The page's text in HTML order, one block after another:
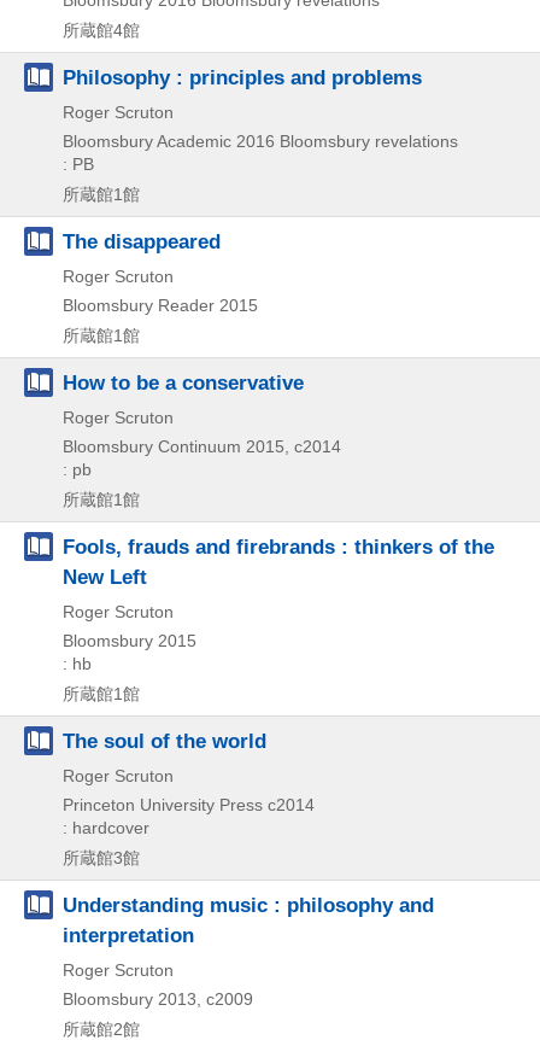
所蔵館4館
Philosophy : principles and problems
Roger Scruton
Bloomsbury Academic 2016 Bloomsbury revelations
: PB
所蔵館1館
The disappeared
Roger Scruton
Bloomsbury Reader 2015
所蔵館1館
How to be a conservative
Roger Scruton
Bloomsbury Continuum 2015, c2014
: pb
所蔵館1館
Fools, frauds and firebrands : thinkers of the
New Left
Roger Scruton
Bloomsbury 2015
: hb
所蔵館1館
The soul of the world
Roger Scruton
Princeton University Press c2014
: hardcover
所蔵館3館
Understanding music : philosophy and
interpretation
Roger Scruton
Bloomsbury 2013, c2009
所蔵館2館